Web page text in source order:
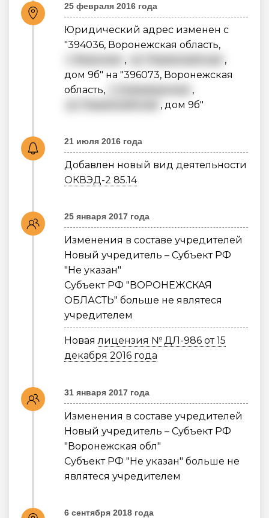
25 февраля 2016 года
Юридический адрес изменен с
"394036, Воронежская область,
,
,
дом 9б" на "396073, Воронежская
область,
,
, дом 9б"
21 июля 2016 года
Добавлен новый вид деятельности
ОКВЭД-2 85.14
25 января 2017 года
Изменения в составе учредителей
Новый учредитель – Субъект РФ
"Не указан"
Субъект РФ "ВОРОНЕЖСКАЯ
ОБЛАСТЬ" больше не являтеся
учредителем
Новаялицензия № ДЛ-986 от 15
декабря 2016 года
31 января 2017 года
Изменения в составе учредителей
Новый учредитель – Субъект РФ
"Воронежская обл"
Субъект РФ "Не указан" больше не
являтеся учредителем
6 сентября 2018 года